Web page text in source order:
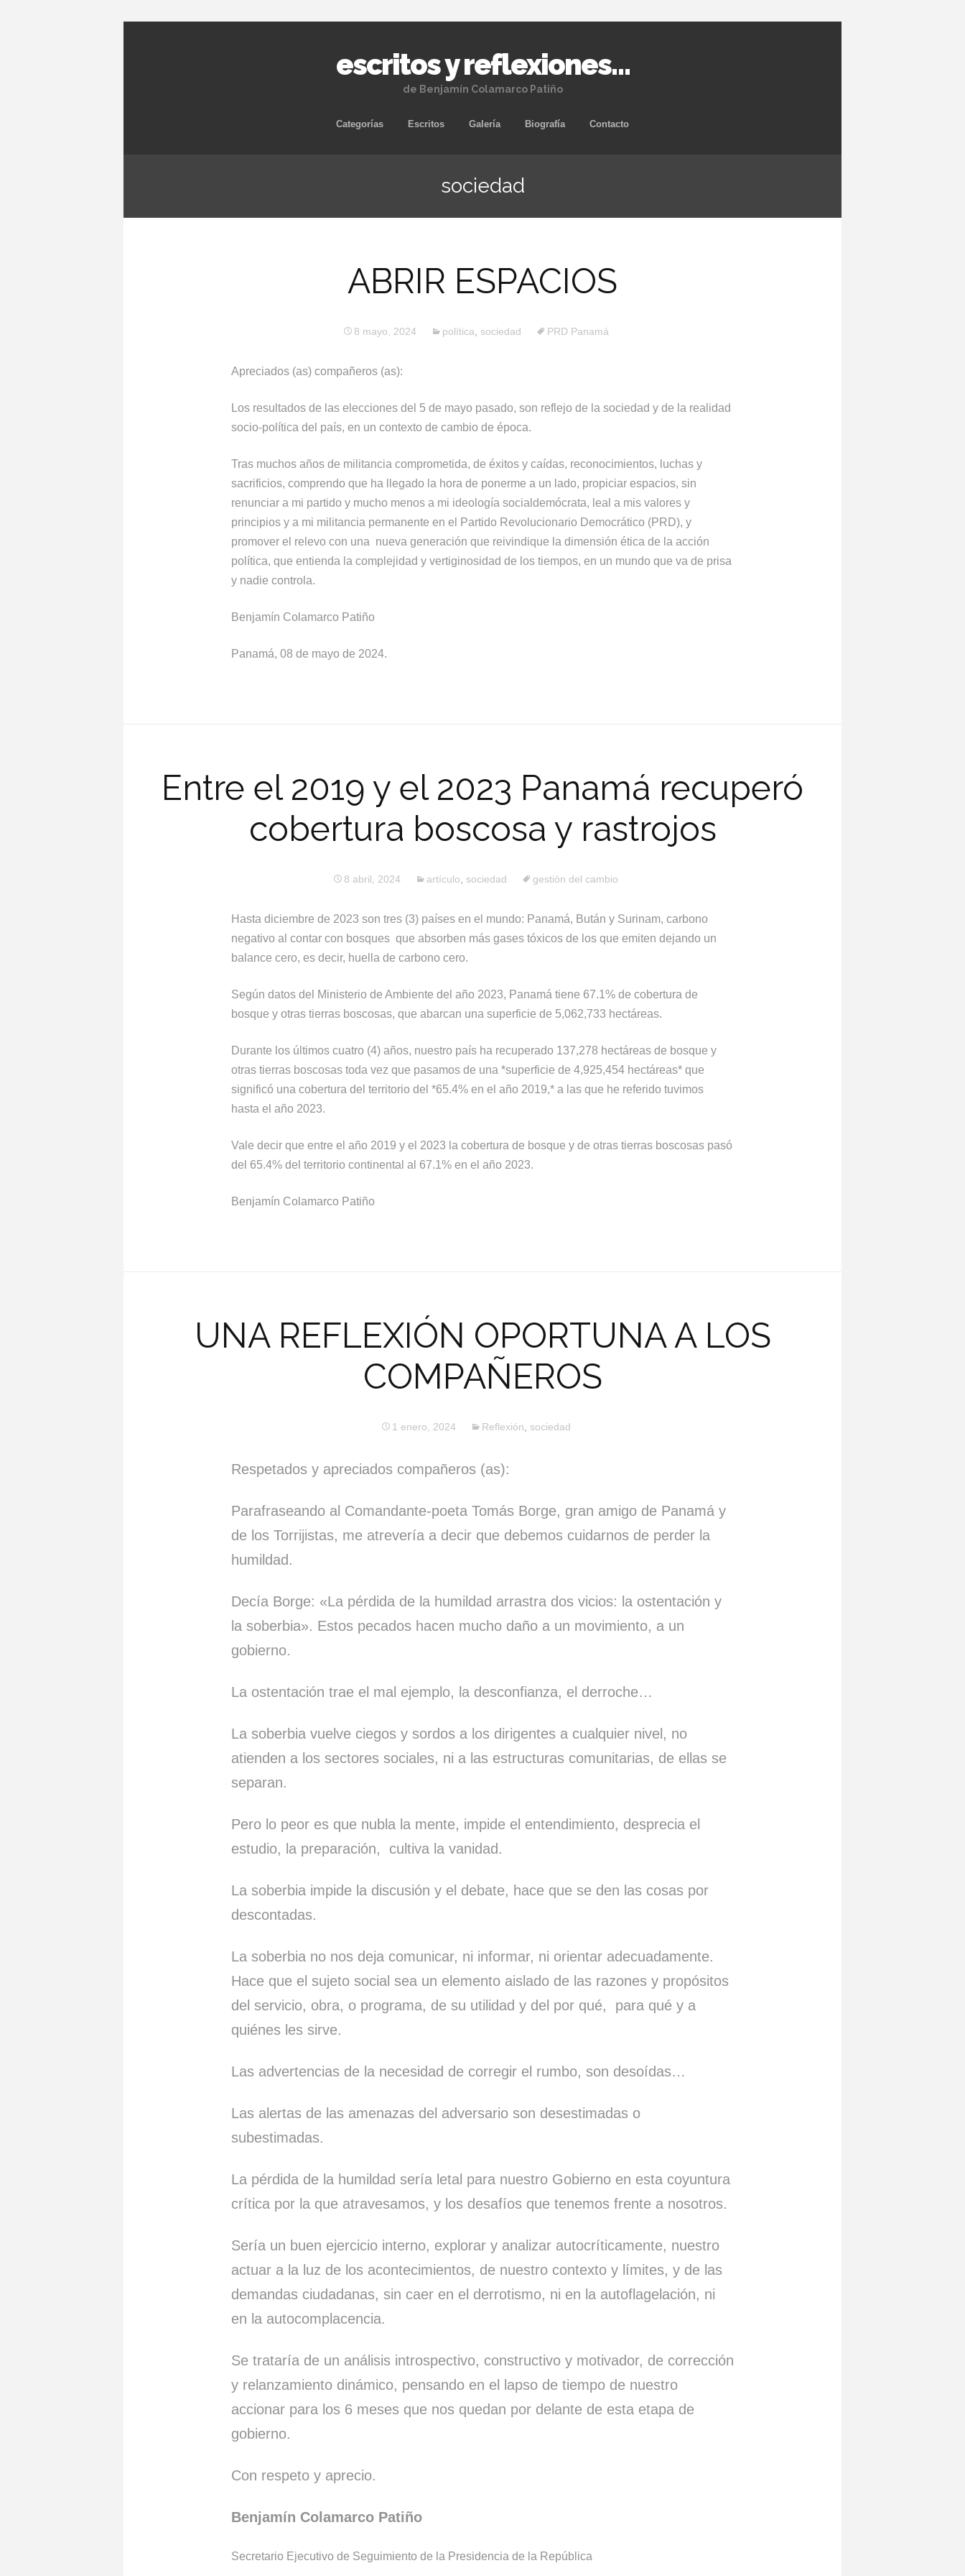
escritos y reflexiones…
de Benjamín Colamarco Patiño
Skip
Categorías Escritos Galería Biografía Contacto
sociedad
ABRIR ESPACIOS
8 mayo, 2024 política sociedad PRD Panamá
Apreciados (as) compañeros (as):
Los resultados de las elecciones del 5 de mayo pasado, son reflejo de la sociedad y de la realidad
socio-política del país, en un contexto de cambio de época.
Tras muchos años de militancia comprometida, de éxitos y caídas, reconocimientos, luchas y
sacrificios, comprendo que ha llegado la hora de ponerme a un lado, propiciar espacios, sin
renunciar a mi partido y mucho menos a mi ideología socialdemócrata, leal a mis valores y
principios y a mi militancia permanente en el Partido Revolucionario Democrático (PRD), y
promover el relevo con una nueva generación que reivindique la dimensión ética de la acción
política, que entienda la complejidad y vertiginosidad de los tiempos, en un mundo que va de prisa
y nadie controla.
Benjamín Colamarco Patiño
Panamá, 08 de mayo de 2024.
Entre el 2019 y el 2023 Panamá recuperó
cobertura boscosa y rastrojos
8 abril, 2024 artículo sociedad gestión del cambio
Hasta diciembre de 2023 son tres (3) países en el mundo: Panamá, Bután y Surinam, carbono
negativo al contar con bosques que absorben más gases tóxicos de los que emiten dejando un
balance cero, es decir, huella de carbono cero.
Según datos del Ministerio de Ambiente del año 2023, Panamá tiene 67.1% de cobertura de
bosque y otras tierras boscosas, que abarcan una superficie de 5,062,733 hectáreas.
Durante los últimos cuatro (4) años, nuestro país ha recuperado 137,278 hectáreas de bosque y
otras tierras boscosas toda vez que pasamos de una *superficie de 4,925,454 hectáreas* que
significó una cobertura del territorio del *65.4% en el año 2019,* a las que he referido tuvimos
hasta el año 2023.
Vale decir que entre el año 2019 y el 2023 la cobertura de bosque y de otras tierras boscosas pasó
del 65.4% del territorio continental al 67.1% en el año 2023.
Benjamín Colamarco Patiño
UNA REFLEXIÓN OPORTUNA A LOS
COMPAÑEROS
1 enero, 2024 Reflexión sociedad
Respetados y apreciados compañeros (as):
Parafraseando al Comandante-poeta Tomás Borge, gran amigo de Panamá y
de los Torrijistas, me atrevería a decir que debemos cuidarnos de perder la
humildad.
Decía Borge: «La pérdida de la humildad arrastra dos vicios: la ostentación y
la soberbia». Estos pecados hacen mucho daño a un movimiento, a un
gobierno.
La ostentación trae el mal ejemplo, la desconfianza, el derroche…
La soberbia vuelve ciegos y sordos a los dirigentes a cualquier nivel, no
atienden a los sectores sociales, ni a las estructuras comunitarias, de ellas se
separan.
Pero lo peor es que nubla la mente, impide el entendimiento, desprecia el
estudio, la preparación, cultiva la vanidad.
La soberbia impide la discusión y el debate, hace que se den las cosas por
descontadas.
La soberbia no nos deja comunicar, ni informar, ni orientar adecuadamente.
Hace que el sujeto social sea un elemento aislado de las razones y propósitos
del servicio, obra, o programa, de su utilidad y del por qué, para qué y a
quiénes les sirve.
Las advertencias de la necesidad de corregir el rumbo, son desoídas…
Las alertas de las amenazas del adversario son desestimadas o
subestimadas.
La pérdida de la humildad sería letal para nuestro Gobierno en esta coyuntura
crítica por la que atravesamos, y los desafíos que tenemos frente a nosotros.
Sería un buen ejercicio interno, explorar y analizar autocríticamente, nuestro
actuar a la luz de los acontecimientos, de nuestro contexto y límites, y de las
demandas ciudadanas, sin caer en el derrotismo, ni en la autoflagelación, ni
en la autocomplacencia.
Se trataría de un análisis introspectivo, constructivo y motivador, de corrección
y relanzamiento dinámico, pensando en el lapso de tiempo de nuestro
accionar para los 6 meses que nos quedan por delante de esta etapa de
gobierno.
Con respeto y aprecio.
Benjamín Colamarco Patiño
Secretario Ejecutivo de Seguimiento de la Presidencia de la República